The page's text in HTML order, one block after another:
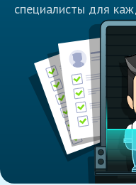
специалисты для